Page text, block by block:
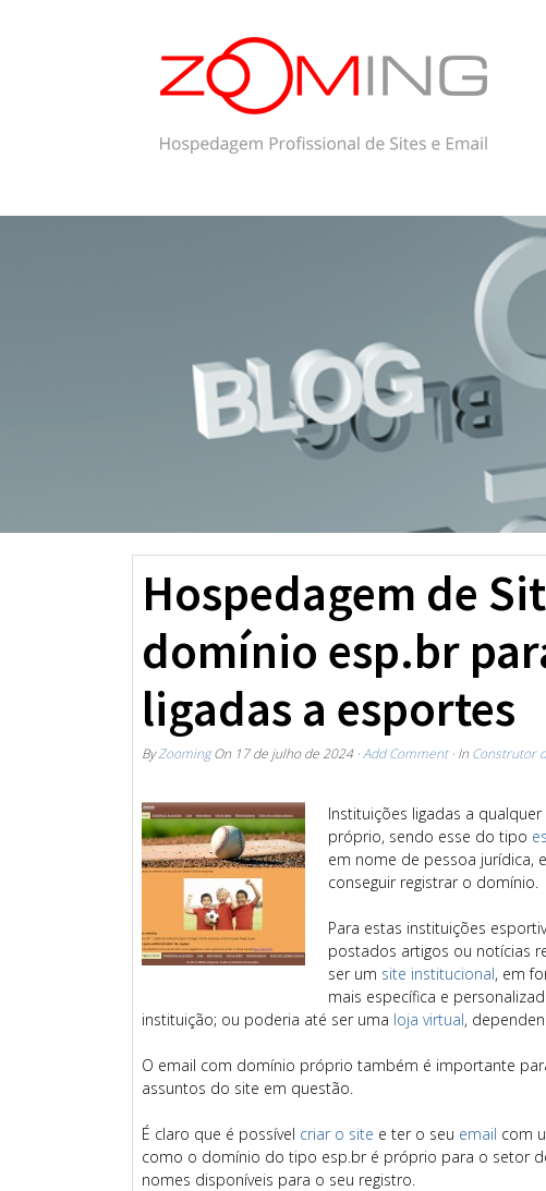
Hospedagem de
domínio esp.br
ligadas a esportes
ByZoomingOn 17 de julho de 2024 · Add Comment· In Construtor
Instituições ligadas a
próprio, sendo esse do tipo
em nome de pessoa jurídica,
conseguir registrar o domínio.
Para estas instituições
postados artigos ou notícias
ser um site institucional, em
mais específica e
instituição; ou poderia até ser uma loja virtual,
O email com domínio próprio também é importante
assuntos do site em questão.
É claro que é possível criar o site e ter o seu email com
como o domínio do tipo esp.br é próprio para o setor
nomes disponíveis para o seu registro.